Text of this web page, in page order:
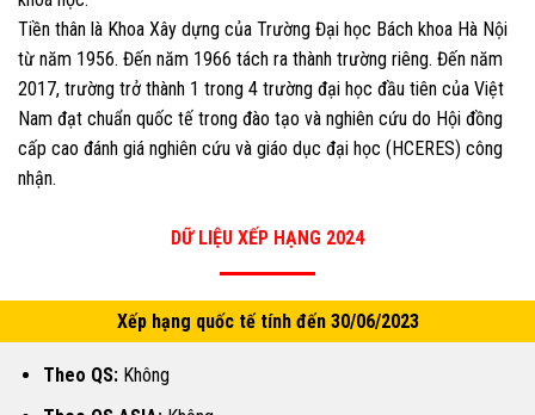
Tiền thân là Khoa Xây dựng của Trường Đại học Bách khoa Hà Nội
từ năm 1956. Đến năm 1966 tách ra thành trường riêng. Đến năm
2017, trường trở thành 1 trong 4 trường đại học đầu tiên của Việt
Nam đạt chuẩn quốc tế trong đào tạo và nghiên cứu do Hội đồng
cấp cao đánh giá nghiên cứu và giáo dục đại học (HCERES) công
nhận.
DỮ LIỆU XẾP HẠNG 2024
Xếp hạng quốc tế tính đến 30/06/2023
Theo QS:Không